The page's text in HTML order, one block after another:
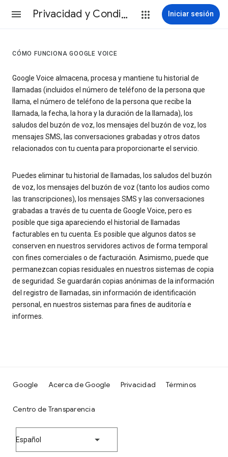
Privacidad y Condiciones Iniciar sesión
CÓMO FUNCIONA GOOGLE VOICE
Google Voice almacena, procesa y mantiene tu historial de
llamadas (incluidos el número de teléfono de la persona que
llama, el número de teléfono de la persona que recibe la
llamada, la fecha, la hora y la duración de la llamada), los
saludos del buzón de voz, los mensajes del buzón de voz, los
mensajes SMS, las conversaciones grabadas y otros datos
relacionados con tu cuenta para proporcionarte el servicio.
Puedes eliminar tu historial de llamadas, los saludos del buzón
de voz, los mensajes del buzón de voz (tanto los audios como
las transcripciones), los mensajes SMS y las conversaciones
grabadas a través de tu cuenta de Google Voice, pero es
posible que siga apareciendo el historial de llamadas
facturables en tu cuenta. Es posible que algunos datos se
conserven en nuestros servidores activos de forma temporal
con fines comerciales o de facturación. Asimismo, puede que
permanezcan copias residuales en nuestros sistemas de copia
de seguridad. Se guardarán copias anónimas de la información
del registro de llamadas, sin información de identificación
personal, en nuestros sistemas para fines de auditoría e
informes.
Google Acerca de Google Privacidad Términos
Centro de Transparencia
Español